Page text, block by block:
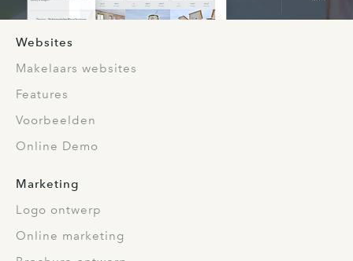
Websites
Makelaars websites
Features
Voorbeelden
Online Demo
Marketing
Logo ontwerp
Online marketing